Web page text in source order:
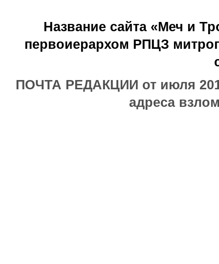
Название сайта «Меч и
первоиерархом РПЦЗ
ПОЧТА РЕДАКЦИИ от июля
адреса